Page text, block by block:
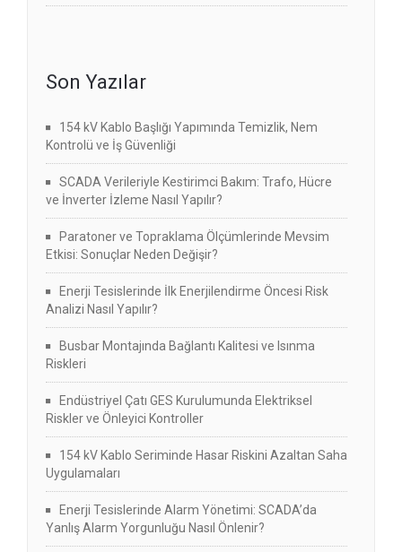
Son Yazılar
154 kV Kablo Başlığı Yapımında Temizlik, Nem
Kontrolü ve İş Güvenliği
SCADA Verileriyle Kestirimci Bakım: Trafo, Hücre
ve İnverter İzleme Nasıl Yapılır?
Paratoner ve Topraklama Ölçümlerinde Mevsim
Etkisi: Sonuçlar Neden Değişir?
Enerji Tesislerinde İlk Enerjilendirme Öncesi Risk
Analizi Nasıl Yapılır?
Busbar Montajında Bağlantı Kalitesi ve Isınma
Riskleri
Endüstriyel Çatı GES Kurulumunda Elektriksel
Riskler ve Önleyici Kontroller
154 kV Kablo Seriminde Hasar Riskini Azaltan Saha
Uygulamaları
Enerji Tesislerinde Alarm Yönetimi: SCADA’da
Yanlış Alarm Yorgunluğu Nasıl Önlenir?